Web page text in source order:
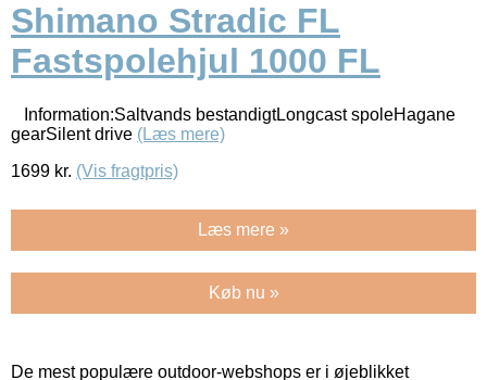
Shimano Stradic FL
Fastspolehjul 1000 FL
Information:Saltvands bestandigtLongcast spoleHagane
gearSilent drive (Læs mere)
1699 kr. (Vis fragtpris)
Læs mere »
Køb nu »
De mest populære outdoor-webshops er i øjeblikket